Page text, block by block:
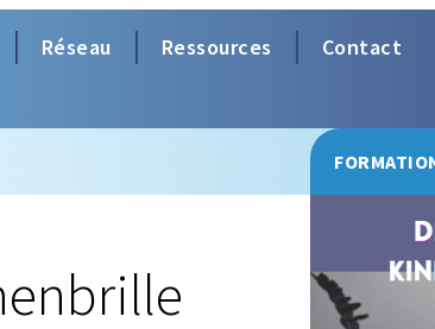
Réseau Ressources Contact